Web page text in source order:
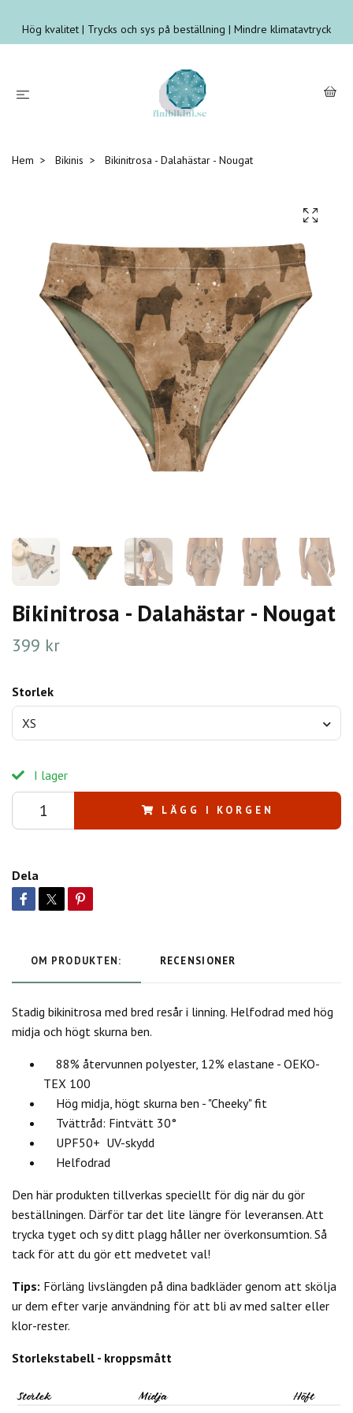
Hög kvalitet | Trycks och sys på beställning | Mindre klimatavtryck
Hem Bikinis Bikinitrosa - Dalahästar - Nougat
Bikinitrosa - Dalahästar - Nougat
399 kr
Storlek
XS
I lager
LÄGG I KORGEN
Dela
OM PRODUKTEN: RECENSIONER
Stadig bikinitrosa med bred resår i linning. Helfodrad med hög
midja och högt skurna ben.
88% återvunnen polyester, 12% elastane - OEKO-
TEX 100
Hög midja, högt skurna ben - "Cheeky" fit
Tvättråd: Fintvätt 30°
UPF50+ UV-skydd
Helfodrad
Den här produkten tillverkas speciellt för dig när du gör
beställningen. Därför tar det lite längre för leveransen. Att
trycka tyget och sy ditt plagg håller ner överkonsumtion. Så
tack för att du gör ett medvetet val!
Tips: Förläng livslängden på dina badkläder genom att skölja
ur dem efter varje användning för att bli av med salter eller
klor-rester.
Storlekstabell - kroppsmått